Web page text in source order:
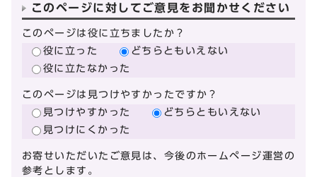
このページに対してご意見をお聞かせください
このページは役に立ちましたか？
役に立った
どちらともいえない
役に立たなかった
このページは見つけやすかったですか？
見つけやすかった
どちらともいえない
見つけにくかった
お寄せいただいたご意見は、今後のホームページ運営の
参考とします。